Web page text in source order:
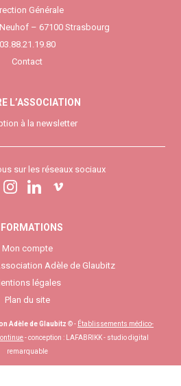
Générale
– 67100 Strasbourg
03.88.21.19.80
Contact
L’ASSOCIATION
à la newsletter
sur les réseaux sociaux
Mon compte
Adèle de Glaubitz
légales
Plan du site
Adèle de Glaubitz © - Établissements médico-
- conception :
LAFABRIKK - studio digital
remarquable